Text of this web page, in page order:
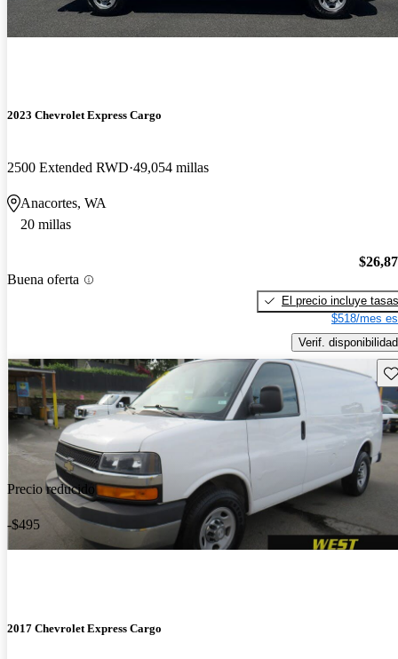
2023 Chevrolet Express Cargo
2500 Extended RWD 49,054 millas
Anacortes, WA
20 millas
Buena oferta
El precio incluye tasas
$518/mes
Verif. disponibilidad
Precio reducido
-$495
2017 Chevrolet Express Cargo